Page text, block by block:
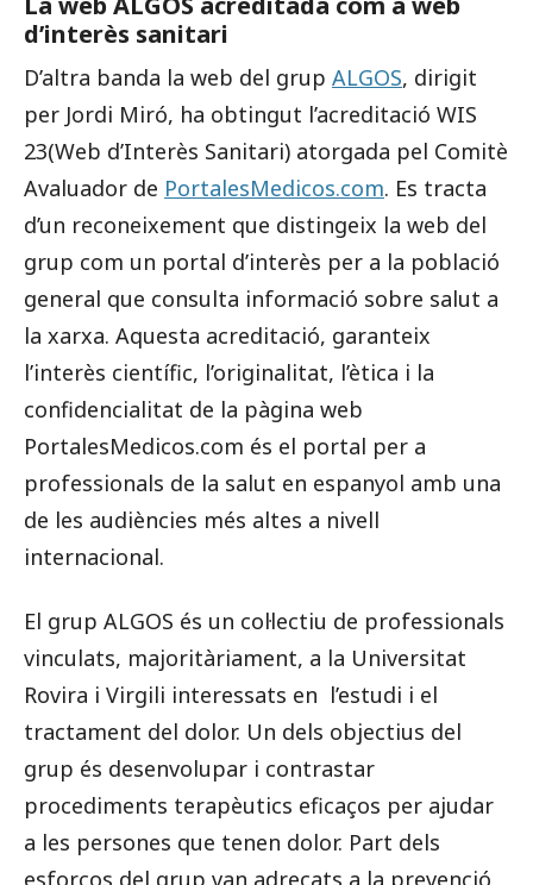
d’interès sanitari
D’altra banda la web del grup ALGOS, dirigit
per Jordi Miró, ha obtingut l’acreditació WIS
23(Web d’Interès Sanitari) atorgada pel Comitè
Avaluador de PortalesMedicos.com. Es tracta
d’un reconeixement que distingeix la web del
grup com un portal d’interès per a la població
general que consulta informació sobre salut a
la xarxa. Aquesta acreditació, garanteix
l’interès científic, l’originalitat, l’ètica i la
confidencialitat de la pàgina web
PortalesMedicos.com és el portal per a
professionals de la salut en espanyol amb una
de les audiències més altes a nivell
internacional.
El grup ALGOS és un col·lectiu de professionals
vinculats, majoritàriament, a la Universitat
Rovira i Virgili interessats en l’estudi i el
tractament del dolor. Un dels objectius del
grup és desenvolupar i contrastar
procediments terapèutics eficaços per ajudar
a les persones que tenen dolor. Part dels
esforços del grup van adreçats a la prevenció